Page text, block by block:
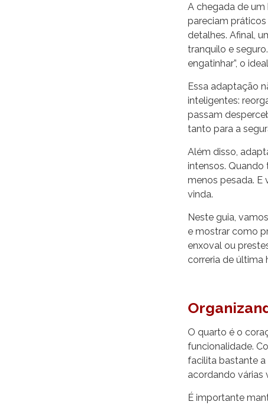
A chegada de
pareciam
detalhes. Afinal,
tranquilo e
engatinhar”, o
Essa adaptação
inteligentes:
passam
tanto para a
Além disso,
intensos. Quando
menos pesada. E
vinda.
Neste guia,
e mostrar como
enxoval ou
correria de última
O quarto é o
funcionalidade.
facilita bastante a
acordando várias
É importante